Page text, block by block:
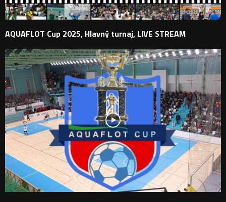
AQUAFLOT Cup 2025, Hlavný turnaj, LIVE STREAM